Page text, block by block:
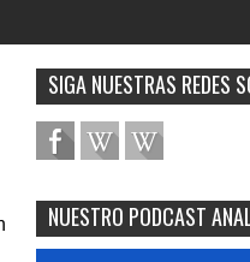
SIGA NUESTRAS REDES
NUESTRO PODCAST